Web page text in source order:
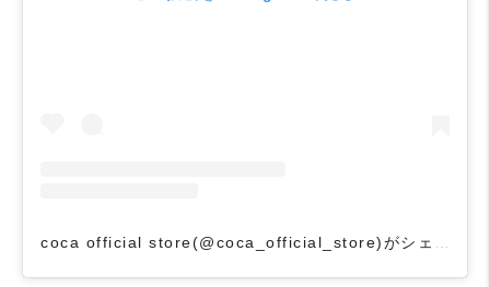
coca official store(@coca_official_store)がシェアした投稿